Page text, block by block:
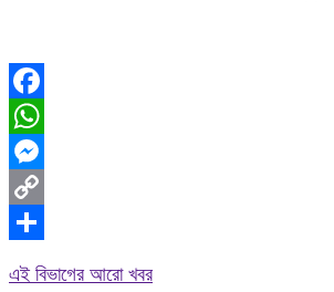
Facebook
WhatsApp
Messenger
Copy
এই বিভাগের আরো খবর